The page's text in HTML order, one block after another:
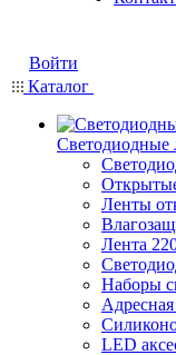
Войти
Каталог
Светодиодные
Ленты
Лента
Наборы
LED